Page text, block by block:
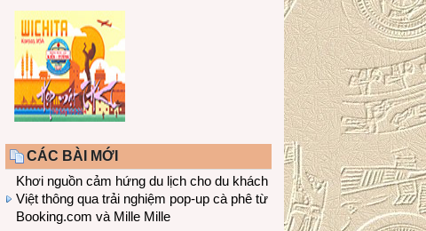
CÁC BÀI MỚI
Khơi nguồn cảm hứng du lịch cho du khách
Việt thông qua trải nghiệm pop-up cà phê từ
Booking.com và Mille Mille